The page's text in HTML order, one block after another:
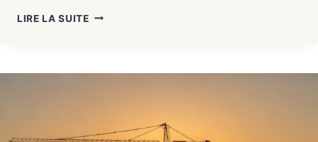
LIRE LA SUITERÉCEPTION
:
ET